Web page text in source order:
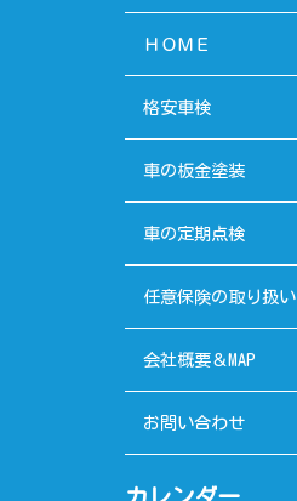
ＨＯＭＥ
格安車検
車の板金塗装
車の定期点検
任意保険の取り扱い
会社概要＆MAP
お問い合わせ